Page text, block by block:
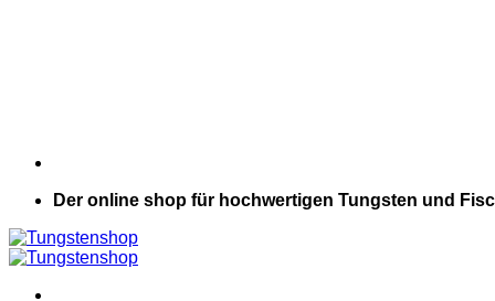
Der online shop für hochwertigen Tungsten und